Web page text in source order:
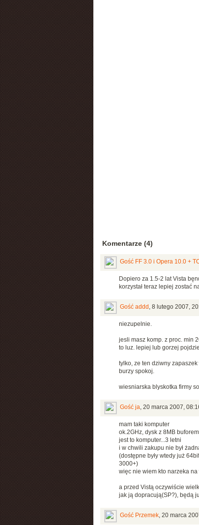
Komentarze (4)
Gość FF 3.0 i Opera 10.0 +
Dopiero za 1.5-2 lat Vista
korzystał teraz lepiej zostać
Gość addd , 8 lutego 2007,
niezupelnie.
jesli masz komp. z proc. min
to luz. lepiej lub gorzej
tylko, ze ten dziwny
burzy spokoj.
wiesniarska blyskotka firmy
Gość ja, 20 marca 2007,
mam taki komputer
ok.2GHz, dysk z 8MB
jest to komputer...3 letni
i w chwili zakupu nie był
(dostępne były wtedy już
3000+)
więc nie wiem kto narzeka
a przed Vistą oczywiście
jak ją dopracują(SP?), będą
Gość Przemek, 20 marca